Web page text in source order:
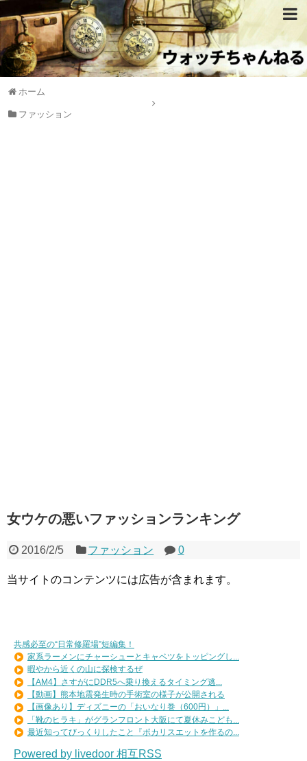
ホーム
ファッション
女ウケの悪いファッションランキング
2016/2/5 ファッション 0
当サイトのコンテンツには広告が含まれます。
共感必至の“日常修羅場”短編集！
家系ラーメンにチャーシューとキャベツをトッピングし...
暇やから近くの山に探検するぜ
【AM4】さすがにDDR5へ乗り換えるタイミング逃...
【動画】熊本地震発生時の手術室の様子が公開される
【画像あり】ディズニーの「おいなり巻（600円）」...
「靴のヒラキ」がグランフロント大阪にて夏休みこども...
最近知ってびっくりしたこと『ポカリスエットを作るの...
Powered by livedoor 相互RSS